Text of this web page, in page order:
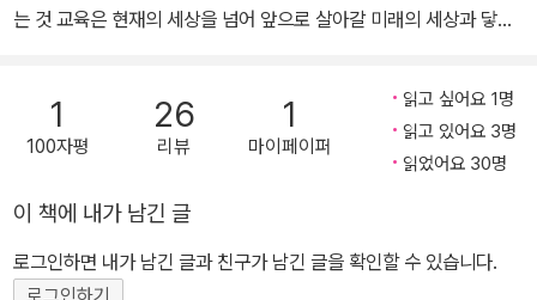
는 것 교육은 현재의 세상을 넘어 앞으로 살아갈 미래의 세상과 닿아
갈 미래에는 적합하지 않다. 스마트 기술과 더불어 성장한 21세기의
아이들에게 학업 성취만을 강조하는 과거 방식의 교과 교육은 현재의
교육이 목표로 하는 개인의 학업 역량을 끌어올리는 데조차 더 이상
재력이 있는지 전혀 모르는 채 오직 학업 성적에만 매진해야 하는 교
육은 앞으로 아이들이 맞닥뜨려야 할 세상에서 어떤 힘도 발휘할 수
없다. 우리 아이들이 살아갈 세상은 이론적 지식을 많이 습득한 사람
1
100자평
26
리뷰
1
마이페이퍼
읽고 싶어요 1명
읽고 있어요 3명
읽었어요 30명
이 책에 내가 남긴 글
로그인하면 내가 남긴 글과 친구가 남긴 글을 확인할 수 있습니다.